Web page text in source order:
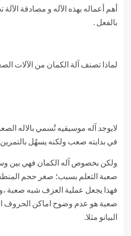
أهم أعماله بهذه الآله و مصادقة
بالفعل .
لماذا تصنف آلة الكمان من الآلات
لايوجد آله موسيقيه تُسمي بالاله
في بدايته صعب ولكنه يسهُل بالتمرين
ولكن بخصوص آله الكمان فهي بين
صعبة التعلم بسبب؛ صغر حجم
فهذا يجعل عملية العزف شبه صعبة
صعبة هو عدم وضوح اماكن الحروف
البيانو مثلا.